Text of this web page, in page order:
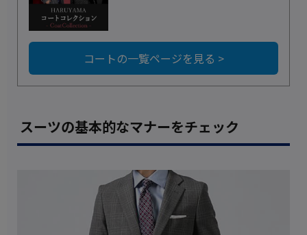
コートの一覧ページを見る >
スーツの基本的なマナーをチェック